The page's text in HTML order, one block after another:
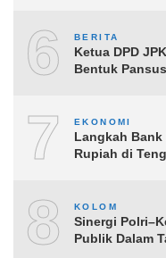
6 BERITA
Ketua DPD
Bentuk
7 EKONOMI
Langkah
Rupiah di
8 KOLOM
Sinergi
Publik Dalam